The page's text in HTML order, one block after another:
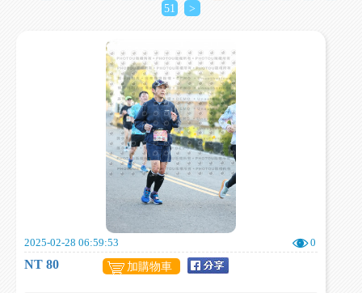
51
>
2025-02-28 06:59:53 0
NT 80 加購物車